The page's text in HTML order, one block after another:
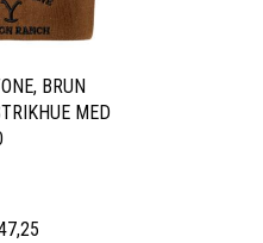
BRUN
MED